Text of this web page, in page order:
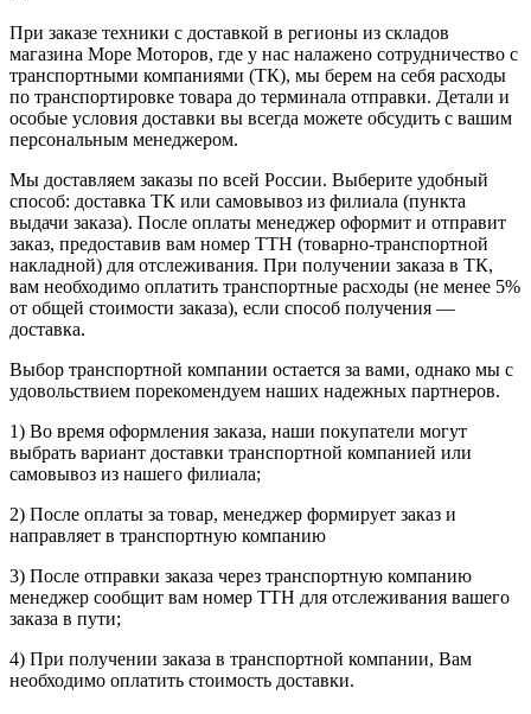
При заказе техники с доставкой в регионы из складов
магазина Море Моторов, где у нас налажено сотрудничество с
транспортными компаниями (ТК), мы берем на себя расходы
по транспортировке товара до терминала отправки. Детали и
особые условия доставки вы всегда можете обсудить с вашим
персональным менеджером.
Мы доставляем заказы по всей России. Выберите удобный
способ: доставка ТК или самовывоз из филиала (пункта
выдачи заказа). После оплаты менеджер оформит и отправит
заказ, предоставив вам номер ТТН (товарно-транспортной
накладной) для отслеживания. При получении заказа в ТК,
вам необходимо оплатить транспортные расходы (не менее 5%
от общей стоимости заказа), если способ получения —
доставка.
Выбор транспортной компании остается за вами, однако мы с
удовольствием порекомендуем наших надежных партнеров.
1) Во время оформления заказа, наши покупатели могут
выбрать вариант доставки транспортной компанией или
самовывоз из нашего филиала;
2) После оплаты за товар, менеджер формирует заказ и
направляет в транспортную компанию
3) После отправки заказа через транспортную компанию
менеджер сообщит вам номер ТТН для отслеживания вашего
заказа в пути;
4) При получении заказа в транспортной компании, Вам
необходимо оплатить стоимость доставки.